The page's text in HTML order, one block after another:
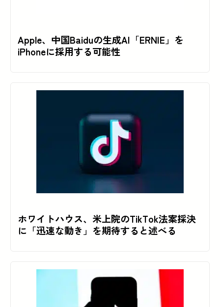
Apple、中国Baiduの生成AI「ERNIE」を
iPhoneに採用する可能性
ホワイトハウス、米上院のTikTok法案採決
に「迅速な動き」を期待すると述べる